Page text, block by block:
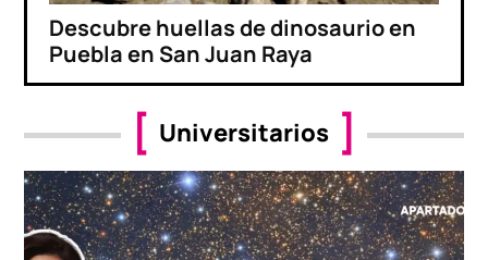
Descubre huellas de dinosaurio en
Puebla en San Juan Raya
Universitarios